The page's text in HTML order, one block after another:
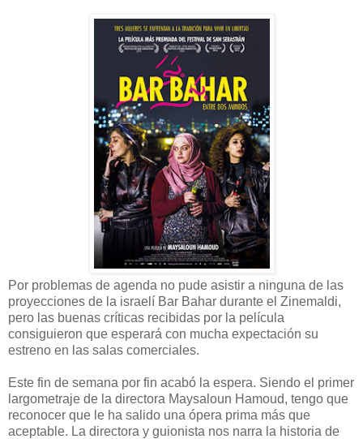
Por problemas de agenda no pude asistir a ninguna de las
proyecciones de la israelí Bar Bahar durante el Zinemaldi,
pero las buenas críticas recibidas por la película
consiguieron que esperará con mucha expectación su
estreno en las salas comerciales.
Este fin de semana por fin acabó la espera. Siendo el primer
largometraje de la directora Maysaloun Hamoud, tengo que
reconocer que le ha salido una ópera prima más que
aceptable. La directora y guionista nos narra la historia de